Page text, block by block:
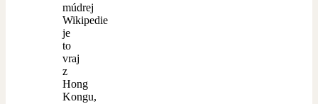
múdrej
Wikipedie
je
to
vraj
z
Hong
Kongu,